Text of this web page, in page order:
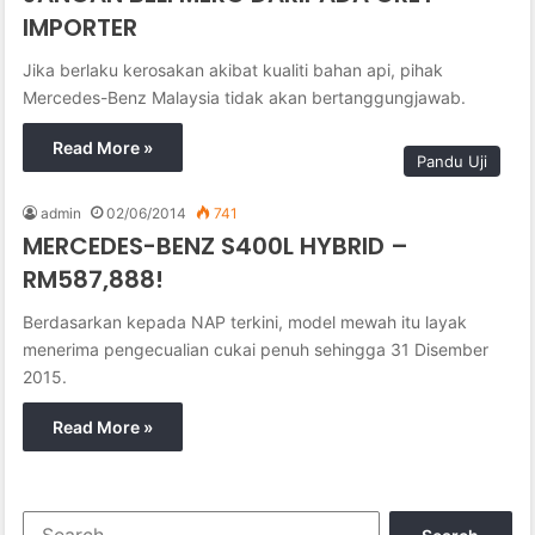
IMPORTER
Jika berlaku kerosakan akibat kualiti bahan api, pihak
Mercedes-Benz Malaysia tidak akan bertanggungjawab.
Read More »
Pandu Uji
admin 02/06/2014 741
MERCEDES-BENZ S400L HYBRID –
RM587,888!
Berdasarkan kepada NAP terkini, model mewah itu layak
menerima pengecualian cukai penuh sehingga 31 Disember
2015.
Read More »